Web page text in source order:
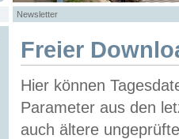
Newsletter
Freier
Hier können
Parameter aus den
auch ältere